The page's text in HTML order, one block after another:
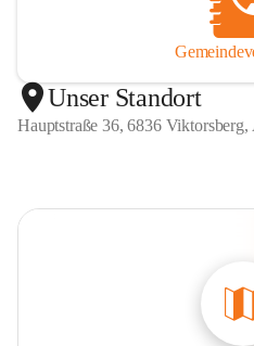
Unser Standort
Hauptstraße 36, 6836